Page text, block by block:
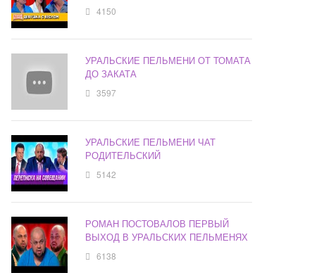
4150
УРАЛЬСКИЕ ПЕЛЬМЕНИ ОТ ТОМАТА
ДО ЗАКАТА
3597
УРАЛЬСКИЕ ПЕЛЬМЕНИ ЧАТ
РОДИТЕЛЬСКИЙ
5142
РОМАН ПОСТОВАЛОВ ПЕРВЫЙ
ВЫХОД В УРАЛЬСКИХ ПЕЛЬМЕНЯХ
6138